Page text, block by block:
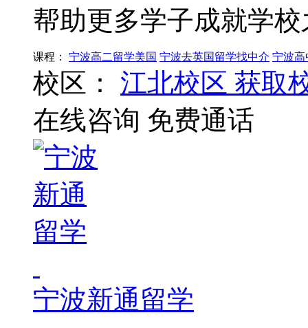
帮助更多学子成就学校
课程： 宁波高二留学美国 宁波去英国留学找中介 宁波高
校区： 江北校区 获取
在线咨询 免费通话
宁波新通留学